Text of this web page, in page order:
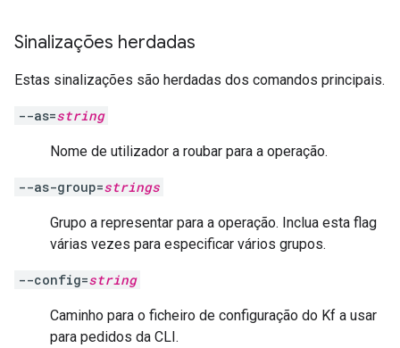
Sinalizações herdadas
Estas sinalizações são herdadas dos comandos principais.
--as=string
Nome de utilizador a roubar para a operação.
--as-group=strings
Grupo a representar para a operação. Inclua esta flag
várias vezes para especificar vários grupos.
--config=string
Caminho para o ficheiro de configuração do Kf a usar
para pedidos da CLI.